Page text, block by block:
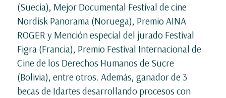
(Suecia), Mejor Documental Festival de cine
Nordisk Panorama (Noruega), Premio AINA
ROGER y Mención especial del jurado Festival
Figra (Francia), Premio Festival Internacional de
Cine de los Derechos Humanos de Sucre
(Bolivia), entre otros. Además, ganador de 3
becas de Idartes desarrollando procesos con